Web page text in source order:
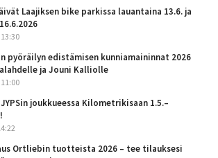
Laajiksen bike parkissa lauantaina 13.6. ja
pyöräilyn edistämisen kunniamaininnat 2026
ja Jouni Kalliolle
joukkueessa Kilometrikisaan 1.5.–
Ortliebin tuotteista 2026 – tee tilauksesi